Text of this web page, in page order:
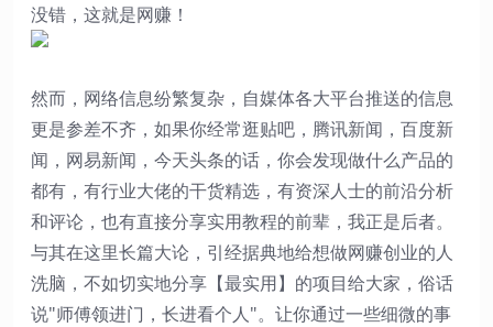
没错，这就是网赚！
然而，网络信息纷繁复杂，自媒体各大平台推送的信息
更是参差不齐，如果你经常逛贴吧，腾讯新闻，百度新
闻，网易新闻，今天头条的话，你会发现做什么产品的
都有，有行业大佬的干货精选，有资深人士的前沿分析
和评论，也有直接分享实用教程的前辈，我正是后者。
与其在这里长篇大论，引经据典地给想做网赚创业的人
洗脑，不如切实地分享【最实用】的项目给大家，俗话
说"师傅领进门，长进看个人"。让你通过一些细微的事